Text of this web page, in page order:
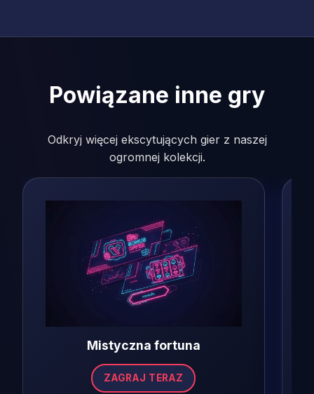
Powiązane inne gry
Odkryj więcej ekscytujących gier z naszej
ogromnej kolekcji.
Mistyczna fortuna
ZAGRAJ TERAZ